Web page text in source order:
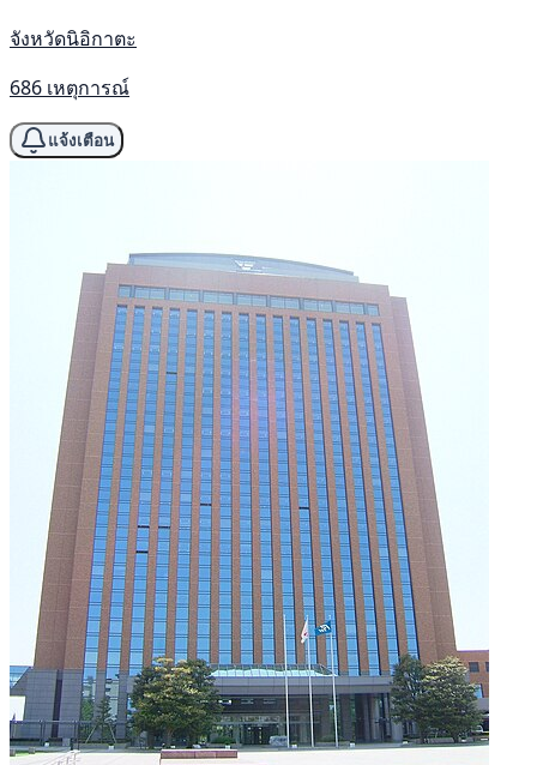
จังหวัดนิอิกาตะ
686 เหตุการณ์
แจ้งเตือน